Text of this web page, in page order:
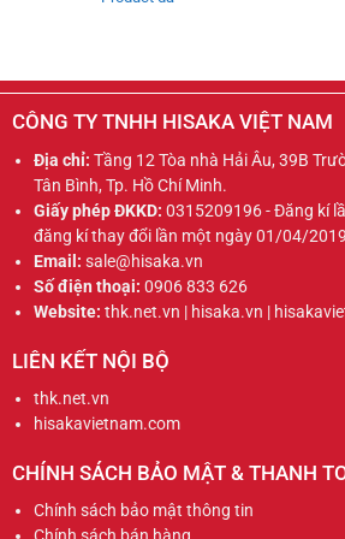
CÔNG TY TNHH HISAKA VIỆT NAM
Địa chỉ: Tầng 12 Tòa nhà Hải Âu, 39B
Tân Bình, Tp. Hồ Chí Minh.
Giấy phép ĐKKD: 0315209196 - Đăng kí
đăng kí thay đổi lần một ngày 01/04/2019
Email: sale@hisaka.vn
Số điện thoại: 0906 833 626
Website: thk.net.vn | hisaka.vn |
LIÊN KẾT NỘI BỘ
thk.net.vn
hisakavietnam.com
CHÍNH SÁCH BẢO MẬT & THANH
Chính sách bảo mật thông tin